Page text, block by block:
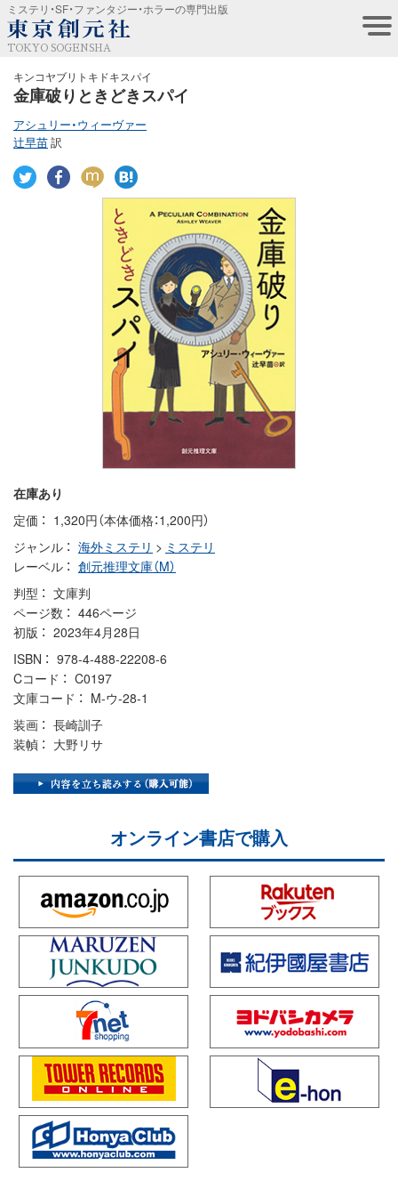
ミステリ・SF・ファンタジー・ホラーの専門出版
TOKYO SOGENSHA
キンコヤブリトキドキスパイ
金庫破りときどきスパイ
アシュリー・ウィーヴァー
辻早苗訳
在庫あり
定価
1,320円（本体価格：1,200円）
ジャンル
海外ミステリ > ミステリ
レーベル
創元推理文庫（M）
判型
文庫判
ページ数
446ページ
初版
2023年4月28日
ISBN
978-4-488-22208-6
Cコード
C0197
文庫コード
M-ウ-28-1
装画
長崎訓子
装幀
大野リサ
オンライン書店で購入